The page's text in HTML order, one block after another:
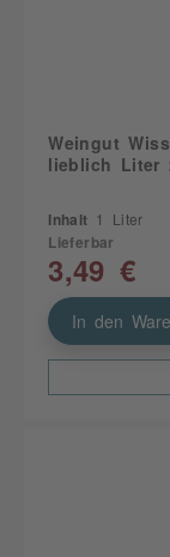
Weingut
lieblich Liter
Inhalt 1 Liter
Lieferbar
3,49 €
In den